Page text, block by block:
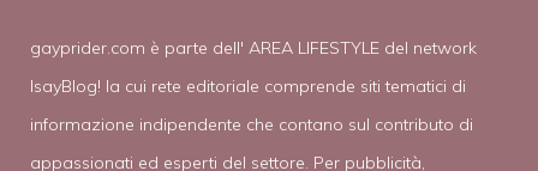
gayprider.com è parte dell' AREA LIFESTYLE del network
IsayBlog! la cui rete editoriale comprende siti tematici di
informazione indipendente che contano sul contributo di
appassionati ed esperti del settore. Per pubblicità,